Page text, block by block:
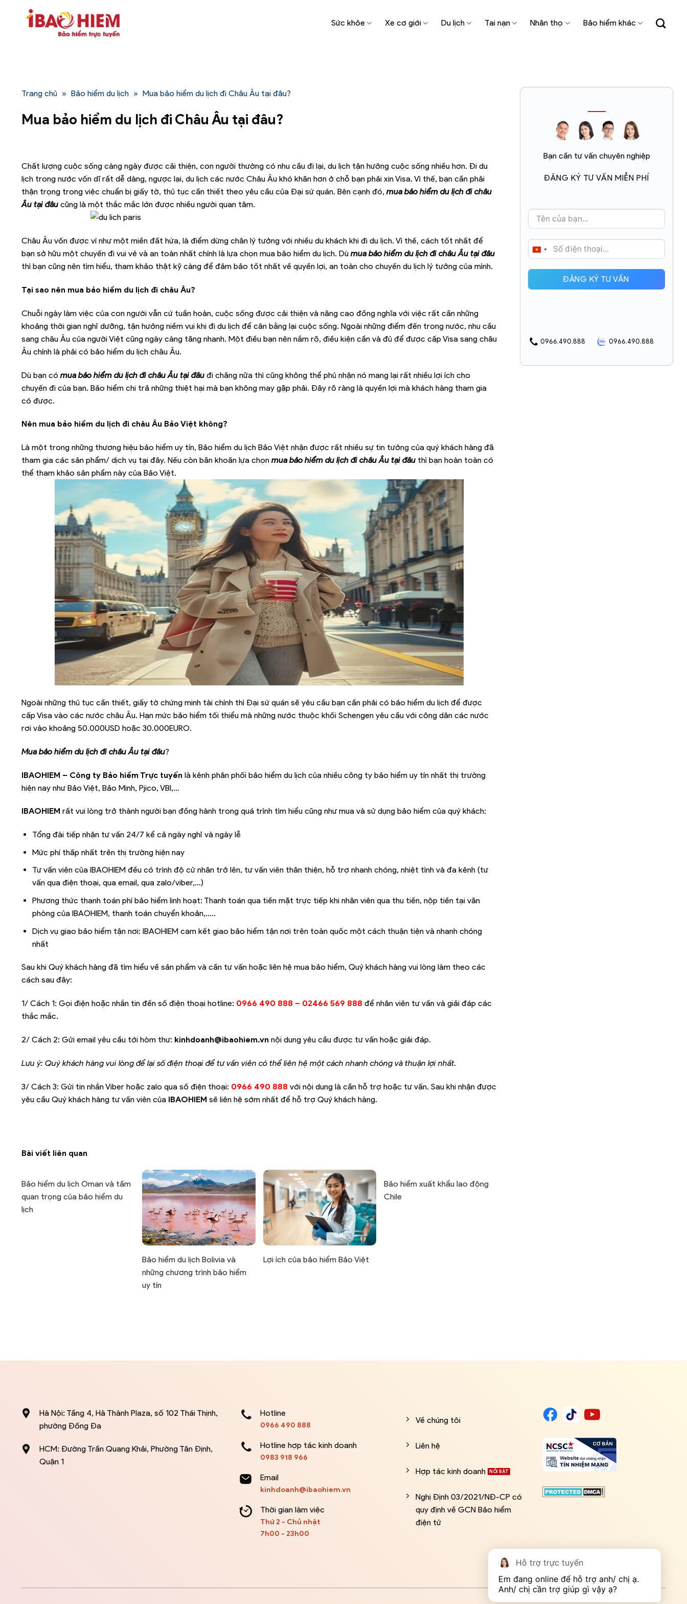
Sức khỏe Xe cơ giới Du lịch Tai nạn Nhân thọ Bảo hiểm khác
Trang chủ » Bảo hiểm du lịch » Mua bảo hiểm du lịch đi Châu Âu tại đâu?
Mua bảo hiểm du lịch đi Châu Âu tại đâu?
Chất lượng cuộc sống càng ngày được cải thiện, con người thường có nhu cầu đi lại, du lịch tận hưởng cuộc sống nhiều hơn. Đi du
lịch trong nước vốn dĩ rất dễ dàng, ngược lại, du lịch các nước Châu Âu khó khăn hơn ở chỗ bạn phải xin Visa. Vì thế, bạn cần phải
thận trọng trong việc chuẩn bị giấy tờ, thủ tục cần thiết theo yêu cầu của Đại sứ quán. Bên cạnh đó, mua bảo hiểm du lịch đi châu
Âu tại đâu cũng là một thắc mắc lớn được nhiều người quan tâm.
Châu Âu vốn được ví như một miền đất hứa, là điểm dừng chân lý tưởng với nhiều du khách khi đi du lịch. Vì thế, cách tốt nhất để
bạn sở hữu một chuyến đi vui vẻ và an toàn nhất chính là lựa chọn mua bảo hiểm du lịch. Dù mua bảo hiểm du lịch đi châu Âu tại đâu
thì bạn cũng nên tìm hiểu, tham khảo thật kỹ càng để đảm bảo tốt nhất về quyền lợi, an toàn cho chuyến du lịch lý tưởng của mình.
Tại sao nên mua bảo hiểm du lịch đi châu Âu?
Chuỗi ngày làm việc của con người vẫn cứ tuần hoàn, cuộc sống được cải thiện và nâng cao đồng nghĩa với việc rất cần những
khoảng thời gian nghỉ dưỡng, tận hưởng niềm vui khi đi du lịch để cân bằng lại cuộc sống. Ngoài những điểm đến trong nước, nhu cầu
sang châu Âu của người Việt cũng ngày càng tăng nhanh. Một điều bạn nên nắm rõ, điều kiện cần và đủ để được cấp Visa sang châu
Âu chính là phải có bảo hiểm du lịch châu Âu.
Dù bạn có mua bảo hiểm du lịch đi châu Âu tại đâu đi chăng nữa thì cũng không thể phủ nhận nó mang lại rất nhiều lợi ích cho
chuyến đi của bạn. Bảo hiểm chi trả những thiệt hại mà bạn không may gặp phải. Đây rõ ràng là quyền lợi mà khách hàng tham gia
có được.
Nên mua bảo hiểm du lịch đi châu Âu Bảo Việt không?
Là một trong những thương hiệu bảo hiểm uy tín, Bảo hiểm du lịch Bảo Việt nhận được rất nhiều sự tin tưởng của quý khách hàng đã
tham gia các sản phẩm/ dịch vụ tại đây. Nếu còn băn khoăn lựa chọn mua bảo hiểm du lịch đi châu Âu tại đâu thì bạn hoàn toàn có
thể tham khảo sản phẩm này của Bảo Việt.
Ngoài những thủ tục cần thiết, giấy tờ chứng minh tài chính thì Đại sứ quán sẽ yêu cầu bạn cần phải có bảo hiểm du lịch để được
cấp Visa vào các nước châu Âu. Hạn mức bảo hiểm tối thiểu mà những nước thuộc khối Schengen yêu cầu với công dân các nước
rơi vào khoảng 50.000USD hoặc 30.000EURO.
Mua bảo hiểm du lịch đi châu Âu tại đâu?
IBAOHIEM – Công ty Bảo hiểm Trực tuyến là kênh phân phối bảo hiểm du lịch của nhiều công ty bảo hiểm uy tín nhất thị trường
hiện nay như Bảo Việt, Bảo Minh, Pjico, VBI,…
IBAOHIEM rất vui lòng trở thành người bạn đồng hành trong quá trình tìm hiểu cũng như mua và sử dụng bảo hiểm của quý khách:
Tổng đài tiếp nhận tư vấn 24/7 kể cả ngày nghỉ và ngày lễ
Mức phí thấp nhất trên thị trường hiện nay
Tư vấn viên của IBAOHIEM đều có trình độ cử nhân trở lên, tư vấn viên thân thiện, hỗ trợ nhanh chóng, nhiệt tình và đa kênh (tư
vấn qua điện thoại, qua email, qua zalo/viber,…)
Phương thức thanh toán phí bảo hiểm linh hoạt: Thanh toán qua tiền mặt trực tiếp khi nhân viên qua thu tiền, nộp tiền tại văn
phòng của IBAOHIEM, thanh toán chuyển khoản,…..
Dịch vụ giao bảo hiểm tận nơi: IBAOHIEM cam kết giao bảo hiểm tận nơi trên toàn quốc một cách thuận tiện và nhanh chóng
nhất
Sau khi Quý khách hàng đã tìm hiểu về sản phẩm và cần tư vấn hoặc liên hệ mua bảo hiểm, Quý khách hàng vui lòng làm theo các
cách sau đây:
1/ Cách 1: Gọi điện hoặc nhắn tin đến số điện thoại hotline: 0966 490 888 – 02466 569 888 để nhân viên tư vấn và giải đáp các
thắc mắc.
2/ Cách 2: Gửi email yêu cầu tới hòm thư: kinhdoanh@ibaohiem.vn nội dung yêu cầu được tư vấn hoặc giải đáp.
Lưu ý: Quý khách hàng vui lòng để lại số điện thoại để tư vấn viên có thể liên hệ một cách nhanh chóng và thuận lợi nhất.
3/ Cách 3: Gửi tin nhắn Viber hoặc zalo qua số điện thoại: 0966 490 888 với nội dung là cần hỗ trợ hoặc tư vấn. Sau khi nhận được
yêu cầu Quý khách hàng tư vấn viên của IBAOHIEM sẽ liên hệ sớm nhất để hỗ trợ Quý khách hàng.
Bài viết liên quan
Bảo hiểm du lịch Oman và tầm
quan trọng của bảo hiểm du
lịch
Bảo hiểm du lịch Bolivia và
những chương trình bảo hiểm
uy tín
Lợi ích của bảo hiểm Bảo Việt
Bảo hiểm xuất khẩu lao động
Chile
Bạn cần tư vấn chuyên nghiệp
ĐĂNG KÝ TƯ VẤN MIỄN PHÍ
VIETNAM
ĐĂNG KÝ TƯ VẤN
0966.490.888 0966.490.888
Hà Nội: Tầng 4, Hà Thành Plaza, số 102 Thái Thịnh,
phường Đống Đa
HCM: Đường Trần Quang Khải, Phường Tân Định,
Quận 1
Hotline
0966 490 888
Hotline hợp tác kinh doanh
0983 918 966
Email
kinhdoanh@ibaohiem.vn
Thời gian làm việc
Thứ 2 - Chủ nhật
7h00 - 23h00
Về chúng tôi
Liên hệ
Hợp tác kinh doanh
Nghị Định 03/2021/NĐ-CP có
quy định về GCN Bảo hiểm
điện tử
Hỗ trợ trực tuyến
Em đang online để hỗ trợ anh/ chị ạ.
Anh/ chị cần trợ giúp gì vậy ạ?